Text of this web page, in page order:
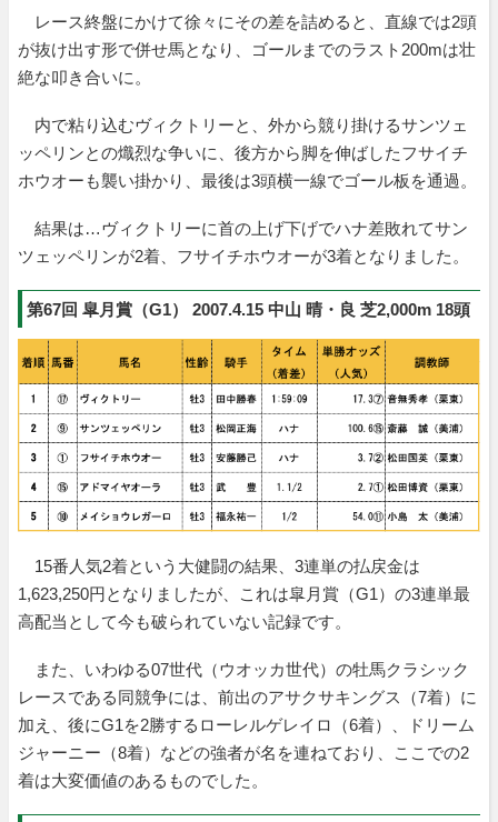
レース終盤にかけて徐々にその差を詰めると、直線では2頭
が抜け出す形で併せ馬となり、ゴールまでのラスト200mは壮
絶な叩き合いに。
内で粘り込むヴィクトリーと、外から競り掛けるサンツェ
ッペリンとの熾烈な争いに、後方から脚を伸ばしたフサイチ
ホウオーも襲い掛かり、最後は3頭横一線でゴール板を通過。
結果は…ヴィクトリーに首の上げ下げでハナ差敗れてサン
ツェッペリンが2着、フサイチホウオーが3着となりました。
第67回 皐月賞（G1） 2007.4.15 中山 晴・良 芝2,000m 18頭
15番人気2着という大健闘の結果、3連単の払戻金は
1,623,250円となりましたが、これは皐月賞（G1）の3連単最
高配当として今も破られていない記録です。
また、いわゆる07世代（ウオッカ世代）の牡馬クラシック
レースである同競争には、前出のアサクサキングス（7着）に
加え、後にG1を2勝するローレルゲレイロ（6着）、ドリーム
ジャーニー（8着）などの強者が名を連ねており、ここでの2
着は大変価値のあるものでした。